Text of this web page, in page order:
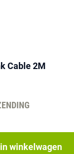
Cable 2M
winkelwagen